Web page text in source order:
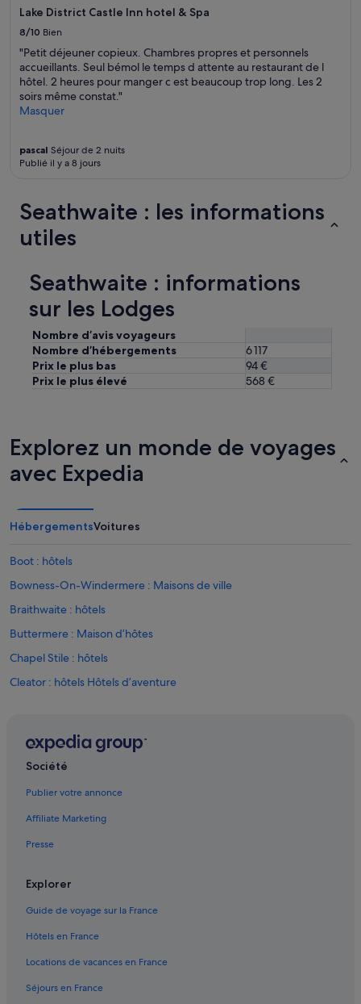
s’appliquer.
Lake District Castle Inn hotel & Spa
8/10 Bien
"Petit déjeuner copieux. Chambres propres et personnels
accueillants. Seul bémol le temps d attente au restaurant de l
hôtel. 2 heures pour manger c est beaucoup trop long. Les 2
soirs même constat."
Masquer
pascal Séjour de 2 nuits
Publié il y a 8 jours
Seathwaite : les informations
utiles
Seathwaite : informations
sur les Lodges
Nombre d’avis voyageurs
Nombre d’hébergements
6 117
Prix le plus bas
94 €
Prix le plus élevé
568 €
Explorez un monde de voyages
avec Expedia
HébergementsVoitures
Boot : hôtels
Bowness-On-Windermere : Maisons de ville
Braithwaite : hôtels
Buttermere : Maison d’hôtes
Chapel Stile : hôtels
Cleator : hôtels Hôtels d’aventure
Cumbria : Maison d’hôtes
Cumbria : hôtels Hôtels de plage
Cumbria : hôtels Hôtels écologiques
Grasmere : Maison d’hôtes
Société
Publier votre annonce
Affiliate Marketing
Presse
Explorer
Guide de voyage sur la France
Hôtels en France
Locations de vacances en France
Séjours en France